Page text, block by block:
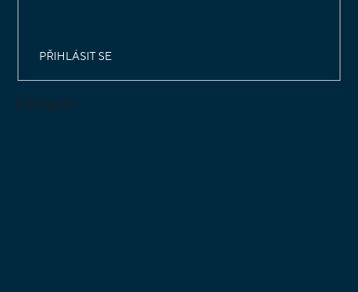
PŘIHLÁSIT SE
Instagram